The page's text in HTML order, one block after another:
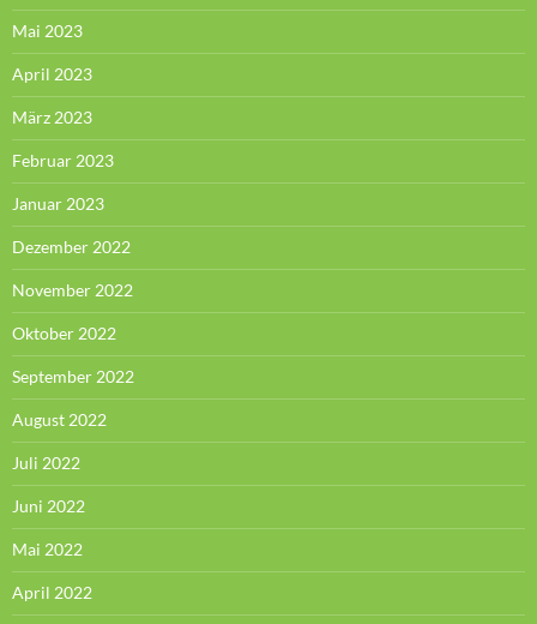
Mai 2023
April 2023
März 2023
Februar 2023
Januar 2023
Dezember 2022
November 2022
Oktober 2022
September 2022
August 2022
Juli 2022
Juni 2022
Mai 2022
April 2022